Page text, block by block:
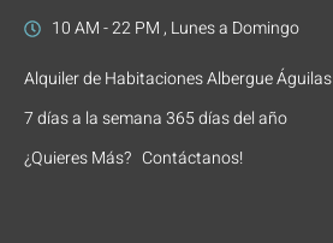
10 AM - 22 PM , Lunes a Domingo
Alquiler de Habitaciones Albergue Águilas
7 días a la semana 365 días del año
¿Quieres Más? Contáctanos!